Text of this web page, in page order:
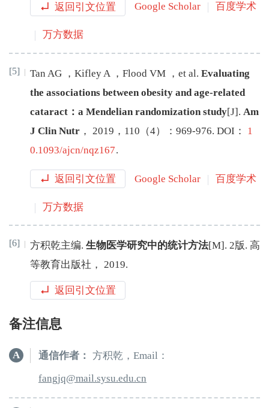
返回引文位置 Google Scholar 百度学术
万方数据
[5] Tan AG ， Kifley A ， Flood VM ， et al. Evaluating
the associations between obesity and age-related
cataract：a Mendelian randomization study[J]. Am
J Clin Nutr ， 2019 ， 110 （4）： 969-976. DOI： 1
0.1093/ajcn/nqz167.
返回引文位置 Google Scholar 百度学术
万方数据
[6] 方积乾主编. 生物医学研究中的统计方法[M] . 2版. 高
等教育出版社 ， 2019.
返回引文位置
备注信息
A 通信作者：
方积乾，Email：
nc.
ud
e.usys.liam
qjgnaf